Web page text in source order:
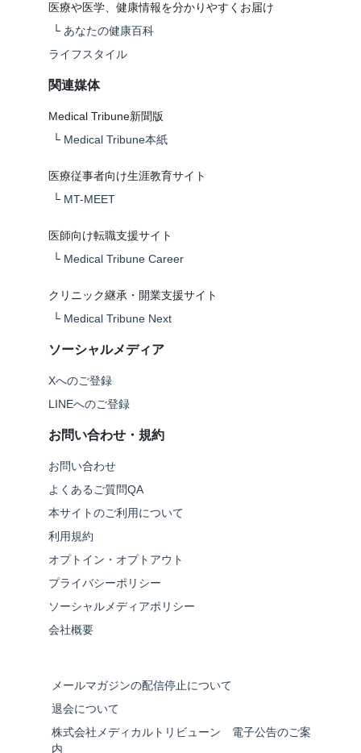
医療や医学、健康情報を分かりやすくお届け
└ あなたの健康百科
ライフスタイル
関連媒体
Medical Tribune新聞版
└ Medical Tribune本紙
医療従事者向け生涯教育サイト
└ MT-MEET
医師向け転職支援サイト
└ Medical Tribune Career
クリニック継承・開業支援サイト
└ Medical Tribune Next
ソーシャルメディア
Xへのご登録
LINEへのご登録
お問い合わせ・規約
お問い合わせ
よくあるご質問QA
本サイトのご利用について
利用規約
オプトイン・オプトアウト
プライバシーポリシー
ソーシャルメディアポリシー
会社概要
メールマガジンの配信停止について
退会について
株式会社メディカルトリビューン 電子公告のご案
内